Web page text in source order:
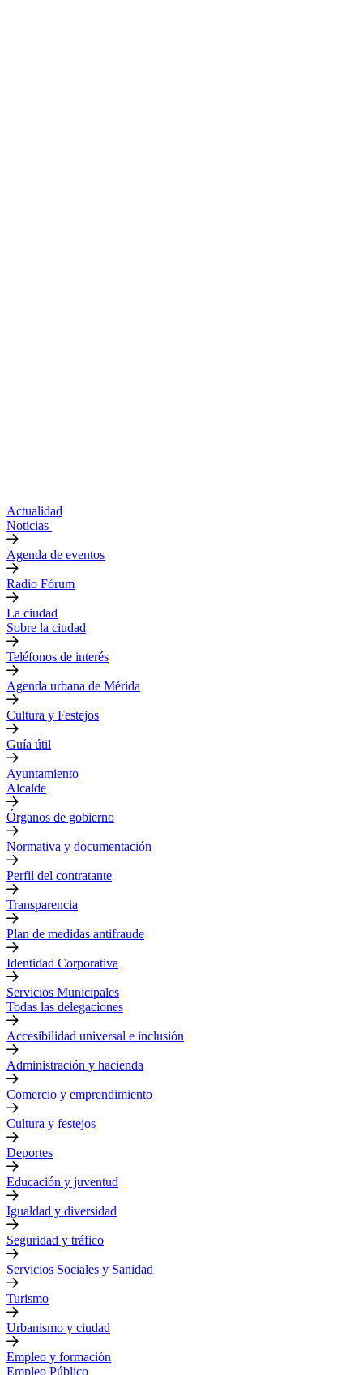
Actualidad
Noticias
Agenda de eventos
Radio Fórum
La ciudad
Sobre la ciudad
Teléfonos de interés
Agenda urbana de Mérida
Cultura y Festejos
Guía útil
Ayuntamiento
Alcalde
Órganos de gobierno
Normativa y documentación
Perfil del contratante
Transparencia
Plan de medidas antifraude
Identidad Corporativa
Servicios Municipales
Todas las delegaciones
Accesibilidad universal e inclusión
Administración y hacienda
Comercio y emprendimiento
Cultura y festejos
Deportes
Educación y juventud
Igualdad y diversidad
Seguridad y tráfico
Servicios Sociales y Sanidad
Turismo
Urbanismo y ciudad
Empleo y formación
Empleo Público